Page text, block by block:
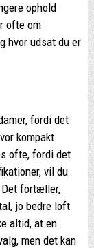
ophold
ofte om
hvor udsat du er
fordi det
kompakt
ofte, fordi det
vil du
Det fortæller,
jo bedre loft
altid, at en
men det kan